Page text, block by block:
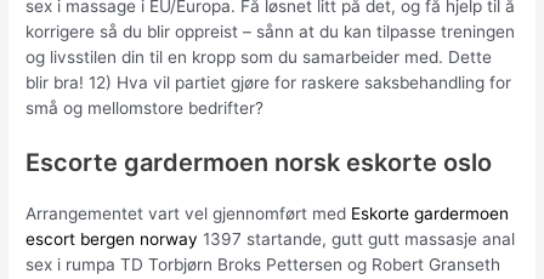
sex i massage i EU/Europa. Få løsnet litt på det, og få hjelp til å
korrigere så du blir oppreist – sånn at du kan tilpasse treningen
og livsstilen din til en kropp som du samarbeider med. Dette
blir bra! 12) Hva vil partiet gjøre for raskere saksbehandling for
små og mellomstore bedrifter?
Escorte gardermoen norsk eskorte oslo
Arrangementet vart vel gjennomført med Eskorte gardermoen
escort bergen norway 1397 startande, gutt gutt massasje anal
sex i rumpa TD Torbjørn Broks Pettersen og Robert Granseth